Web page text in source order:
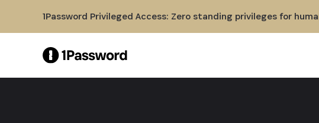
1Password Privileged Access: Zero standing privileges for